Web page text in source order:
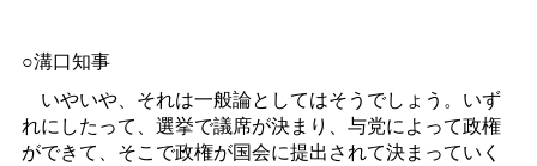
○溝口知事
いやいや、それは一般論としてはそうでしょう。いず
れにしたって、選挙で議席が決まり、与党によって政権
ができて、そこで政権が国会に提出されて決まっていく